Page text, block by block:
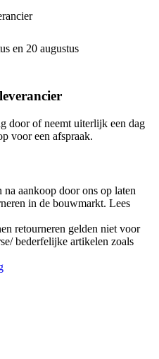
en 20 augustus
door of neemt uiterlijk een dag
voor een afspraak.
aankoop door ons op laten
in de bouwmarkt. Lees
retourneren gelden niet voor
bederfelijke artikelen zoals